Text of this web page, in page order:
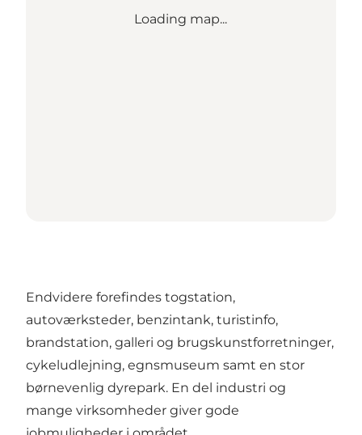
Loading map...
Endvidere forefindes togstation,
autoværksteder, benzintank, turistinfo,
brandstation, galleri og brugskunstforretninger,
cykeludlejning, egnsmuseum samt en stor
børnevenlig dyrepark. En del industri og
mange virksomheder giver gode